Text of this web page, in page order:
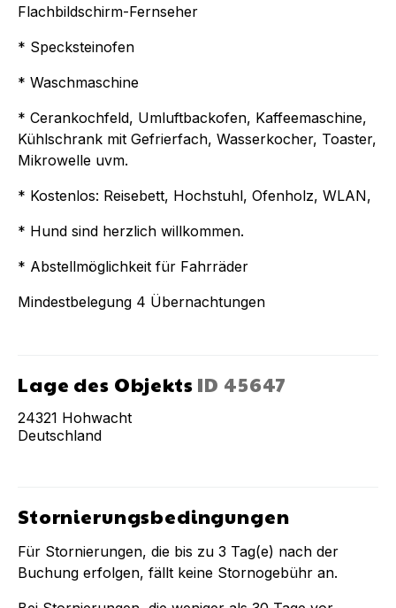
Flachbildschirm-Fernseher
* Specksteinofen
* Waschmaschine
* Cerankochfeld, Umluftbackofen, Kaffeemaschine,
Kühlschrank mit Gefrierfach, Wasserkocher, Toaster,
Mikrowelle uvm.
* Kostenlos: Reisebett, Hochstuhl, Ofenholz, WLAN,
* Hund sind herzlich willkommen.
* Abstellmöglichkeit für Fahrräder
Mindestbelegung 4 Übernachtungen
Lage des Objekts ID 45647
24321 Hohwacht
Deutschland
Stornierungsbedingungen
Für Stornierungen, die bis zu 3 Tag(e) nach der
Buchung erfolgen, fällt keine Stornogebühr an.